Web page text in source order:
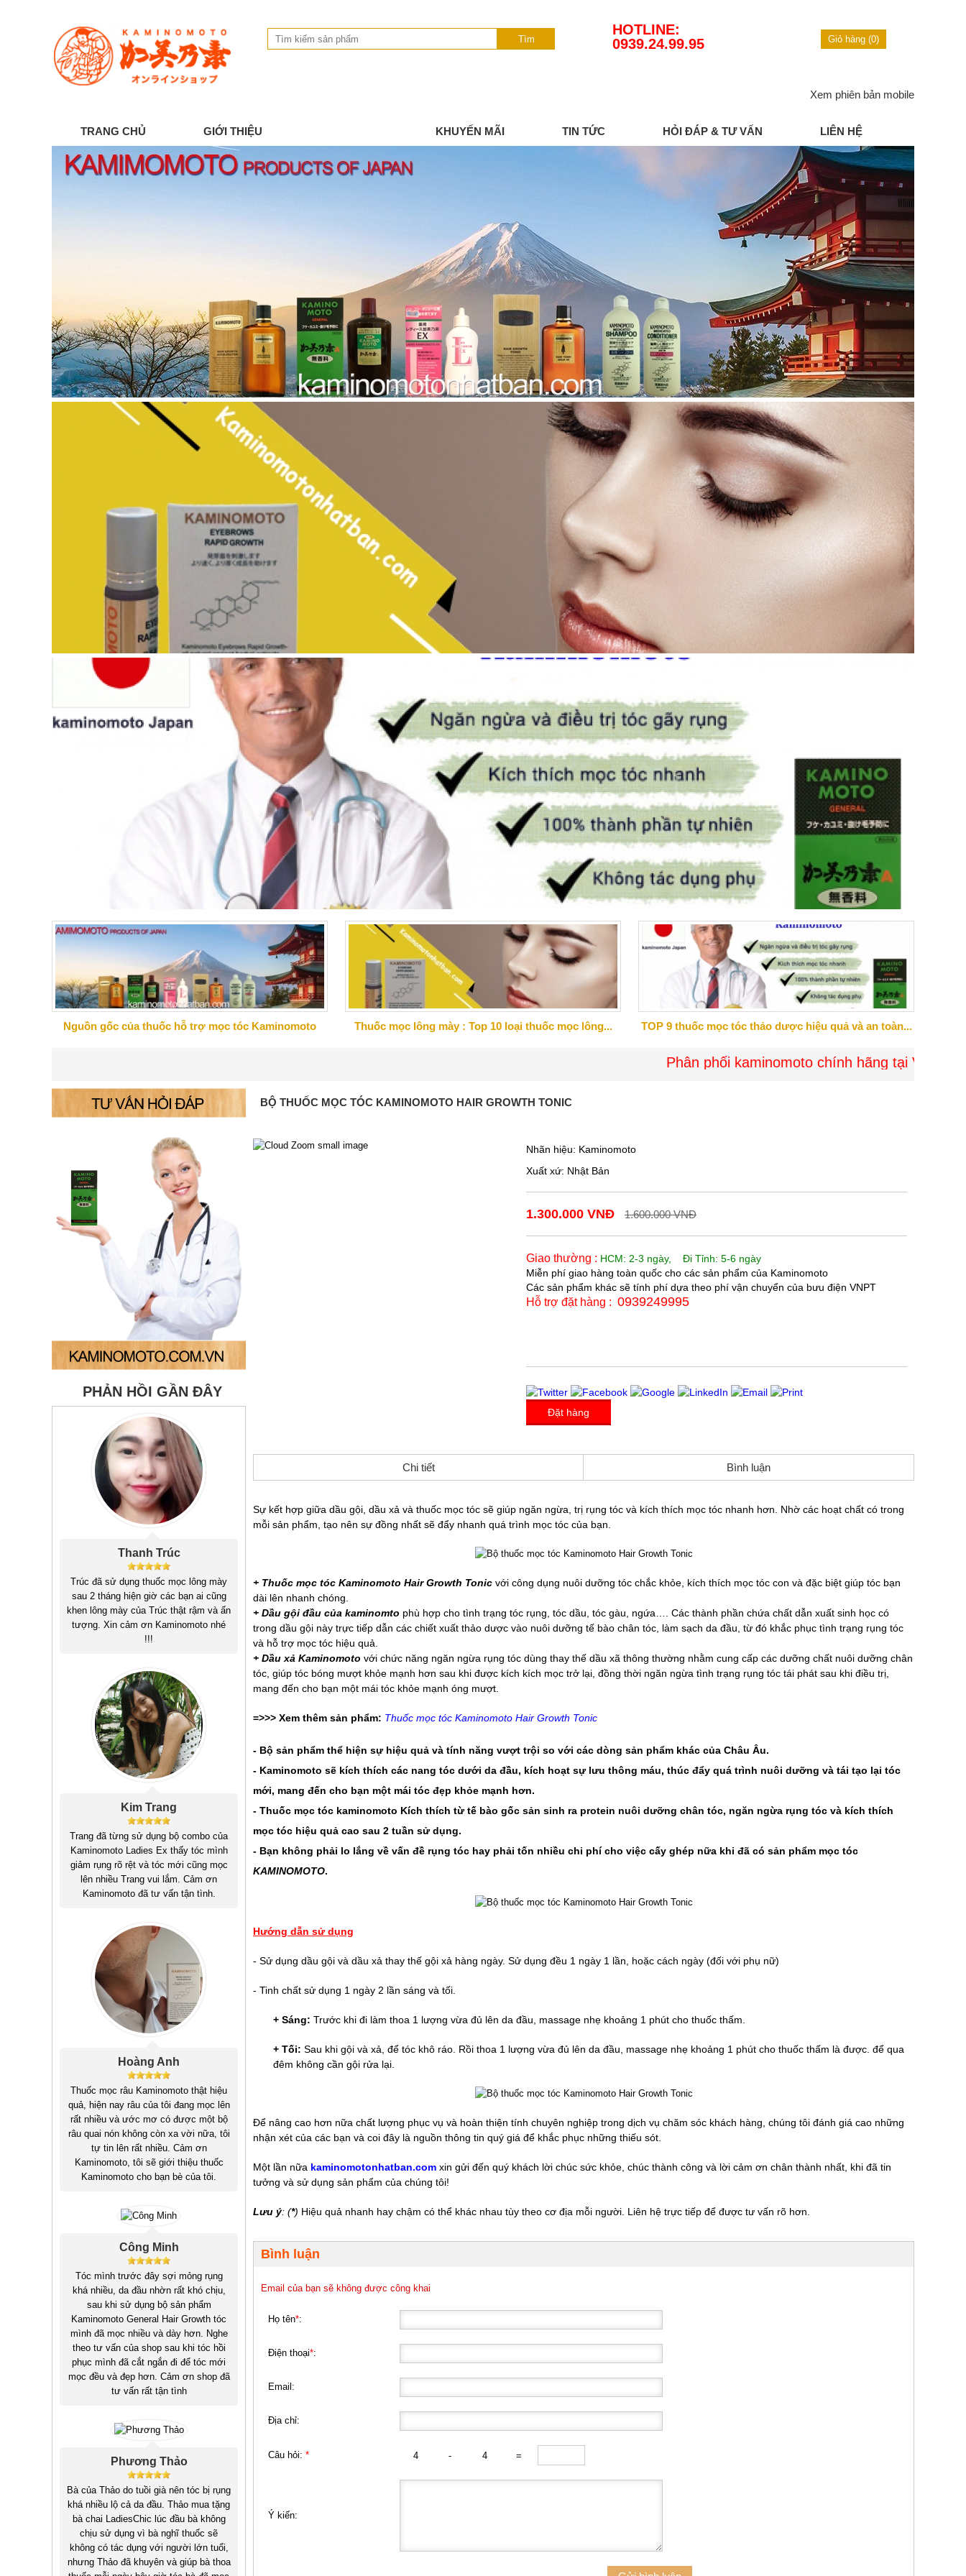
Tìm
HOTLINE:
0939.24.99.95
Giỏ hàng (0)
Xem phiên bản mobile
TRANG CHỦ GIỚI THIỆU KHUYẾN MÃI TIN TỨC HỎI ĐÁP & TƯ VẤN LIÊN HỆ
Nguồn gốc của thuốc hỗ trợ mọc tóc Kaminomoto Thuốc mọc lông mày : Top 10 loại thuốc mọc lông... TOP 9 thuốc mọc tóc thảo dược hiệu quả và an toàn...
Phân phối kaminomoto chính hãng tại Việt Nam -
PHẢN HỒI GẦN ĐÂY
Thanh Trúc
Trúc đã sử dụng thuốc mọc lông mày
sau 2 tháng hiện giờ các bạn ai cũng
khen lông mày của Trúc thật rậm và ấn
tượng. Xin cảm ơn Kaminomoto nhé
!!!
Kim Trang
Trang đã từng sử dụng bộ combo của
Kaminomoto Ladies Ex thấy tóc mình
giảm rụng rõ rệt và tóc mới cũng mọc
lên nhiều Trang vui lắm. Cảm ơn
Kaminomoto đã tư vấn tận tình.
Hoàng Anh
Thuốc mọc râu Kaminomoto thật hiệu
quả, hiện nay râu của tôi đang mọc lên
rất nhiều và ước mơ có được một bộ
râu quai nón không còn xa vời nữa, tôi
tự tin lên rất nhiều. Cảm ơn
Kaminomoto, tôi sẽ giới thiệu thuốc
Kaminomoto cho bạn bè của tôi.
Công Minh
Tóc mình trước đây sợi mỏng rụng
khá nhiều, da đầu nhờn rất khó chịu,
sau khi sử dụng bộ sản phẩm
Kaminomoto General Hair Growth tóc
mình đã mọc nhiều và dày hơn. Nghe
theo tư vấn của shop sau khi tóc hồi
phục mình đã cắt ngắn đi để tóc mới
mọc đều và đẹp hơn. Cảm ơn shop đã
tư vấn rất tận tình
Phương Thảo
Bà của Thảo do tuồi già nên tóc bị rụng
khá nhiều lộ cả da đầu. Thảo mua tặng
bà chai LadiesChic lúc đầu bà không
chịu sử dụng vì bà nghĩ thuốc sẽ
không có tác dụng với người lớn tuổi,
nhưng Thảo đã khuyên và giúp bà thoa
BỘ THUỐC MỌC TÓC KAMINOMOTO HAIR GROWTH TONIC
Nhãn hiệu: Kaminomoto
Xuất xứ: Nhật Bản
1.300.000 VNĐ 1.600.000 VNĐ
Giao thường : HCM: 2-3 ngày, Đi Tỉnh: 5-6 ngày
Miễn phí giao hàng toàn quốc cho các sản phẩm của Kaminomoto
Các sản phẩm khác sẽ tính phí dựa theo phí vận chuyển của bưu điện VNPT
Hỗ trợ đặt hàng : 0939249995
Đặt hàng
Chi tiết Bình luận
Sự kết hợp giữa dầu gội, dầu xả và thuốc mọc tóc sẽ giúp ngăn ngừa, trị rụng tóc và kích thích mọc tóc nhanh hơn. Nhờ các hoạt chất có trong
mỗi sản phẩm, tạo nên sự đồng nhất sẽ đẩy nhanh quá trình mọc tóc của bạn.
+ Thuốc mọc tóc Kaminomoto Hair Growth Tonic với công dụng nuôi dưỡng tóc chắc khỏe, kích thích mọc tóc con và đặc biệt giúp tóc bạn
dài lên nhanh chóng.
+ Dầu gội đầu của kaminomto phù hợp cho tình trạng tóc rụng, tóc dầu, tóc gàu, ngứa…. Các thành phần chứa chất dẫn xuất sinh học có
trong dầu gội này trực tiếp dẫn các chiết xuất thảo dược vào nuôi dưỡng tế bào chân tóc, làm sạch da đầu, từ đó khắc phục tình trạng rụng tóc
và hỗ trợ mọc tóc hiệu quả.
+ Dầu xả Kaminomoto với chức năng ngăn ngừa rụng tóc dùng thay thế dầu xã thông thường nhằm cung cấp các dưỡng chất nuôi dưỡng chân
tóc, giúp tóc bóng mượt khỏe mạnh hơn sau khi được kích kích mọc trở lại, đồng thời ngăn ngừa tình trạng rụng tóc tái phát sau khi điều trị,
mang đến cho bạn một mái tóc khỏe mạnh óng mượt.
=>>> Xem thêm sản phẩm: Thuốc mọc tóc Kaminomoto Hair Growth Tonic
- Bộ sản phẩm thể hiện sự hiệu quả và tính năng vượt trội so với các dòng sản phẩm khác của Châu Âu.
- Kaminomoto sẽ kích thích các nang tóc dưới da đầu, kích hoạt sự lưu thông máu, thúc đẩy quá trình nuôi dưỡng và tái tạo lại tóc
mới, mang đến cho bạn một mái tóc đẹp khỏe mạnh hơn.
- Thuốc mọc tóc kaminomoto Kích thích từ tế bào gốc sản sinh ra protein nuôi dưỡng chân tóc, ngăn ngừa rụng tóc và kích thích
mọc tóc hiệu quả cao sau 2 tuần sử dụng.
- Bạn không phải lo lắng về vấn đề rụng tóc hay phải tốn nhiều chi phí cho việc cấy ghép nữa khi đã có sản phẩm mọc tóc
KAMINOMOTO.
Hướng dẫn sử dụng
- Sử dụng dầu gội và dầu xả thay thế gội xả hàng ngày. Sử dụng đều 1 ngày 1 lần, hoặc cách ngày (đối với phụ nữ)
- Tinh chất sử dụng 1 ngày 2 lần sáng và tối.
+ Sáng: Trước khi đi làm thoa 1 lượng vừa đủ lên da đầu, massage nhẹ khoảng 1 phút cho thuốc thấm.
+ Tối: Sau khi gội và xả, để tóc khô ráo. Rồi thoa 1 lượng vừa đủ lên da đầu, massage nhẹ khoảng 1 phút cho thuốc thấm là được. để qua
đêm không cần gội rửa lại.
Để nâng cao hơn nữa chất lượng phục vụ và hoàn thiện tính chuyên nghiệp trong dịch vụ chăm sóc khách hàng, chúng tôi đánh giá cao những
nhận xét của các bạn và coi đây là nguồn thông tin quý giá để khắc phục những thiếu sót.
Một lần nữa kaminomotonhatban.com xin gửi đến quý khách lời chúc sức khỏe, chúc thành công và lời cảm ơn chân thành nhất, khi đã tin
tưởng và sử dụng sản phẩm của chúng tôi!
Lưu ý: (*) Hiệu quả nhanh hay chậm có thể khác nhau tùy theo cơ địa mỗi người. Liên hệ trực tiếp để được tư vấn rõ hơn.
Bình luận
Email của bạn sẽ không được công khai
Họ tên*:
Điện thoại*:
Email:
Địa chỉ:
Câu hỏi: *
Ý kiến: